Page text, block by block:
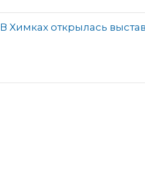
В Химках открылась